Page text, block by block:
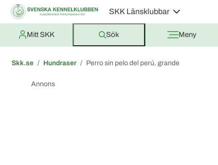
SKK Länsklubbar
Mitt SKK Sök Meny
Skk.se Hundraser Perro sin pelo del perú, grande
Annons